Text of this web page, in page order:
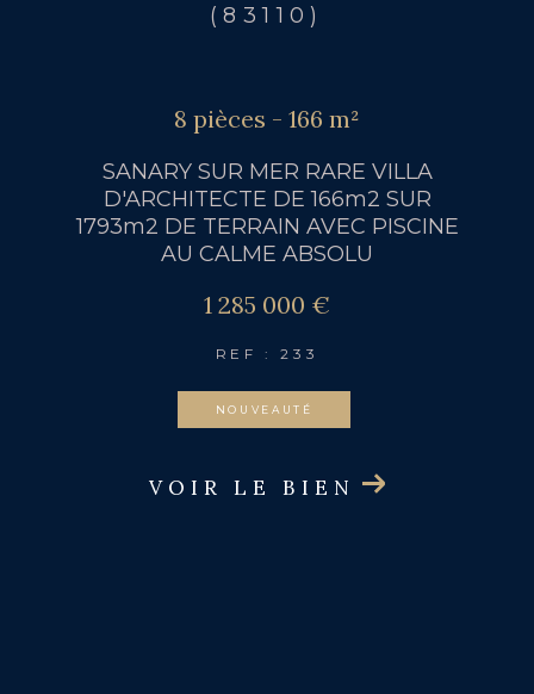
(83110)
8 pièces - 166 m²
SANARY SUR MER RARE VILLA
D'ARCHITECTE DE 166m2 SUR
1793m2 DE TERRAIN AVEC PISCINE
AU CALME ABSOLU
1 285 000 €
REF : 233
NOUVEAUTÉ
VOIR LE BIEN